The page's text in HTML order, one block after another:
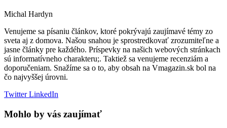
Michal Hardyn
Venujeme sa písaniu článkov, ktoré pokrývajú zaujímavé témy zo
sveta aj z domova. Našou snahou je sprostredkovať zrozumiteľne a
jasne články pre každého. Príspevky na našich webových stránkach
sú informatívneho charakteru;. Taktiež sa venujeme recenziám a
doporučeniam. Snažíme sa o to, aby obsah na Vmagazin.sk bol na
čo najvyššej úrovni.
TwitterLinkedIn
Mohlo by vás zaujímať